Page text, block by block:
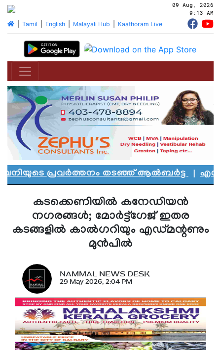
09 Aug, 2026
9:13 AM
| Tamil English| Malayali Hub Kaathoram Live
പ്രവർത്തനം തടഞ്ഞ് ആൽബർട്ട|
കടക്കെണിയിൽ കനേഡിയൻ
നഗരങ്ങൾ; മോർട്ട്ഗേജ് ഇതര
കടങ്ങളിൽ കാൽഗറിയും എഡ്മന്റണും
മുൻപിൽ
NAMMAL NEWS DESK
29 May 2026, 2:04 PM